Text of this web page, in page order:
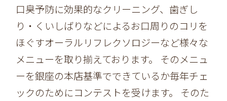
口臭予防に効果的なクリーニング、歯ぎし
り・くいしばりなどによるお口周りのコリを
ほぐすオーラルリフレクソロジーなど様々な
メニューを取り揃えております。 そのメニュ
ーを銀座の本店基準でできているか毎年チェ
ックのためにコンテストを受けます。 そのた